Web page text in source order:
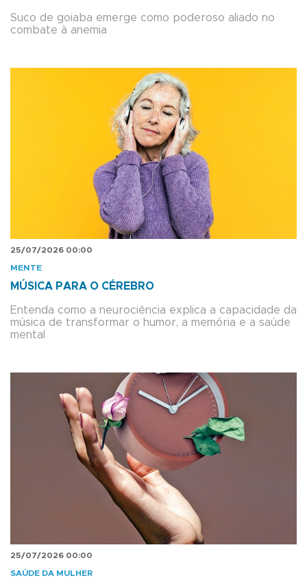
Suco de goiaba emerge como poderoso aliado no
combate à anemia
25/07/2026 00:00
MENTE
MÚSICA PARA O CÉREBRO
Entenda como a neurociência explica a capacidade da
música de transformar o humor, a memória e a saúde
mental
25/07/2026 00:00
SAÚDE DA MULHER